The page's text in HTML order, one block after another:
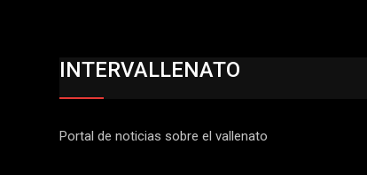
INTERVALLENATO
Portal de noticias sobre el vallenato